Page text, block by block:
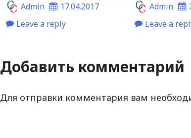
Admin
17.04.2017
Leave a reply
Admin
Leave a
Добавить комментарий
Для отправки комментария вам